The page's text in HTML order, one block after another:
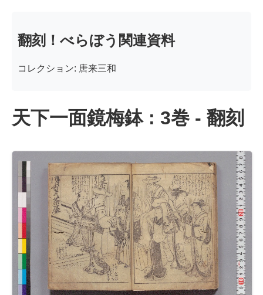
翻刻！べらぼう関連資料
コレクション: 唐来三和
天下一面鏡梅鉢 : 3巻 - 翻刻